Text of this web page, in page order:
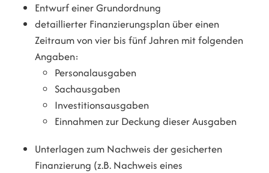
Entwurf einer Grundordnung
detaillierter Finanzierungsplan über einen
Zeitraum von vier bis fünf Jahren mit folgenden
Angaben:
Personalausgaben
Sachausgaben
Investitionsausgaben
Einnahmen zur Deckung dieser Ausgaben
Unterlagen zum Nachweis der gesicherten
Finanzierung (z.B. Nachweis eines